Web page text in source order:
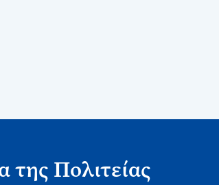
της Πολιτείας